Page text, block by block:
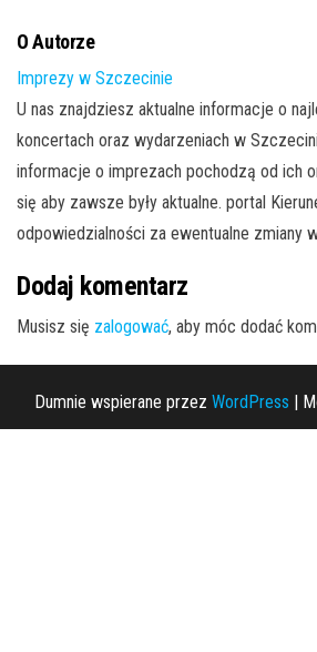
O Autorze
Imprezy w Szczecinie
U nas znajdziesz aktualne informacje o
koncertach oraz wydarzeniach w
informacje o imprezach pochodzą od ich
się aby zawsze były aktualne. portal
odpowiedzialności za ewentualne zmiany
Dodaj komentarz
Musisz się zalogować, aby móc dodać
Dumnie wspierane przez WordPress